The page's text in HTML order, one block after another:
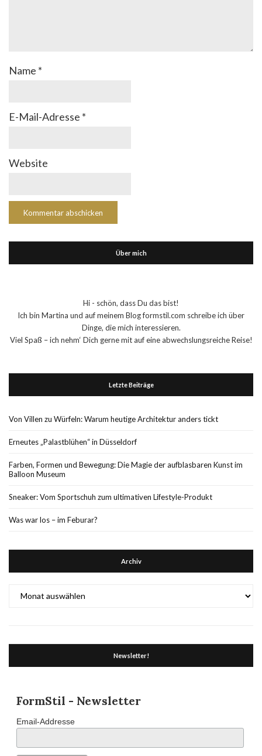
Name *
E-Mail-Adresse *
Website
Über mich
Hi - schön, dass Du das bist!
Ich bin Martina und auf meinem Blog formstil.com schreibe ich über
Dinge, die mich interessieren.
Viel Spaß – ich nehm‘ Dich gerne mit auf eine abwechslungsreiche Reise!
Letzte Beiträge
Von Villen zu Würfeln: Warum heutige Architektur anders tickt
Erneutes „Palastblühen“ in Düsseldorf
Farben, Formen und Bewegung: Die Magie der aufblasbaren Kunst im
Balloon Museum
Sneaker: Vom Sportschuh zum ultimativen Lifestyle-Produkt
Was war los – im Feburar?
Archiv
Newsletter!
FormStil - Newsletter
Email-Addresse